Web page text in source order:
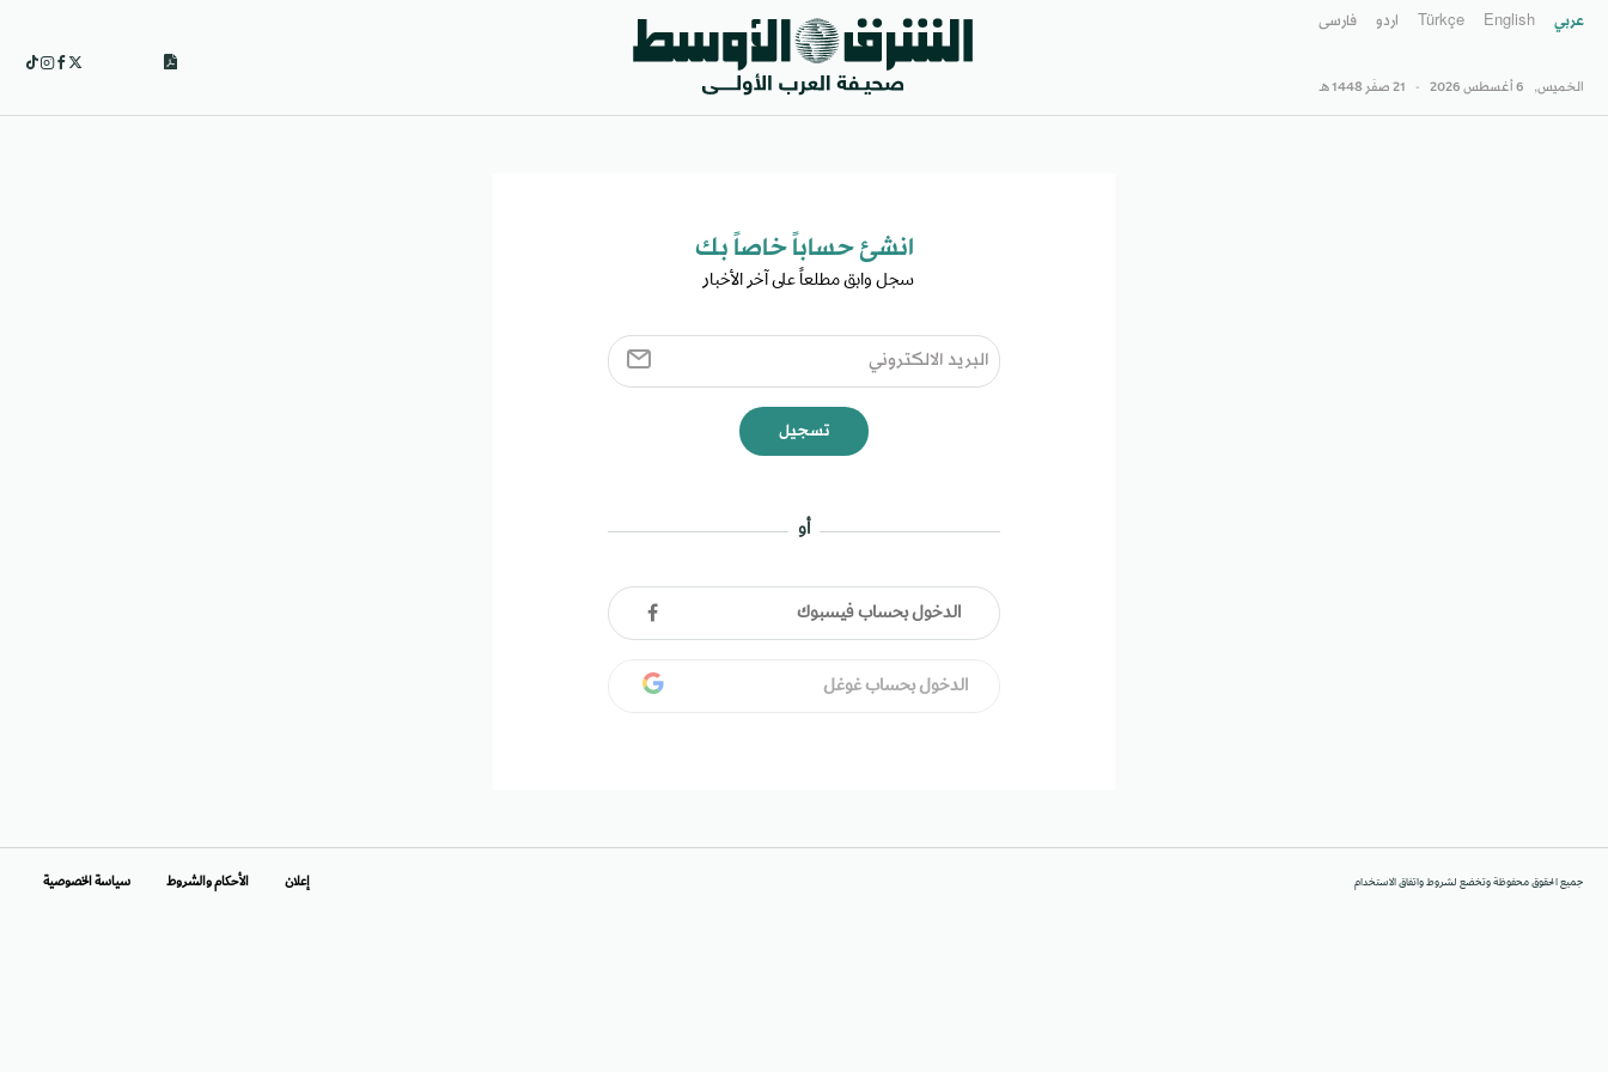
عربي English
Türkçe اردو فارسى
الخميس, 6 أغسطس 2026 - 21 صفَر 1448 هـ
انشئ حساباً خاصاً بك​
سجل وابق مطلعاً على آخر الأخبار ​
تسجيل
أو
الدخول بحساب فيسبوك
الدخول بحساب غوغل
جميع الحقوق محفوظة وتخضع لشروط واتفاق الاستخدام إعلان الأحكام والشروط سياسة الخصوصية